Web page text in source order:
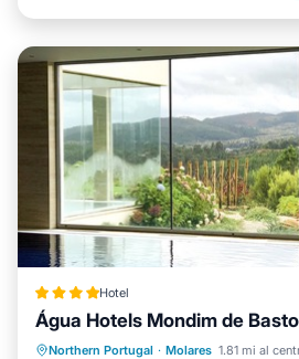
Hotel
Água Hotels Mondim de Basto
Northern Portugal · Molares 1.81 mi al
Desayuno Aparcamiento